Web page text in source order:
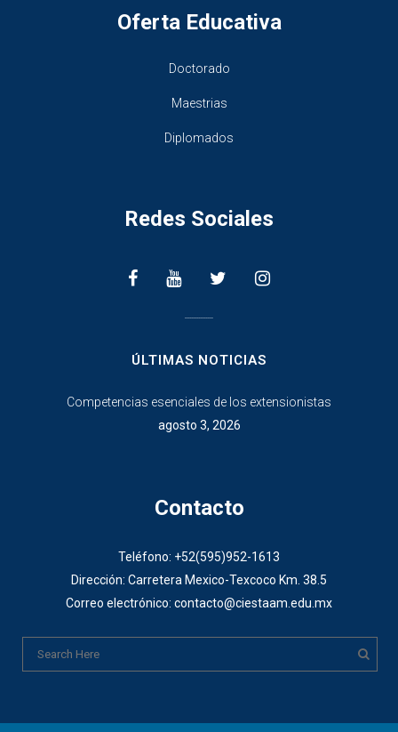
Oferta Educativa
Doctorado
Maestrias
Diplomados
Redes Sociales
ÚLTIMAS NOTICIAS
Competencias esenciales de los extensionistas
agosto 3, 2026
Contacto
Teléfono: +52(595)952-1613
Dirección: Carretera Mexico-Texcoco Km. 38.5
Correo electrónico: contacto@ciestaam.edu.mx